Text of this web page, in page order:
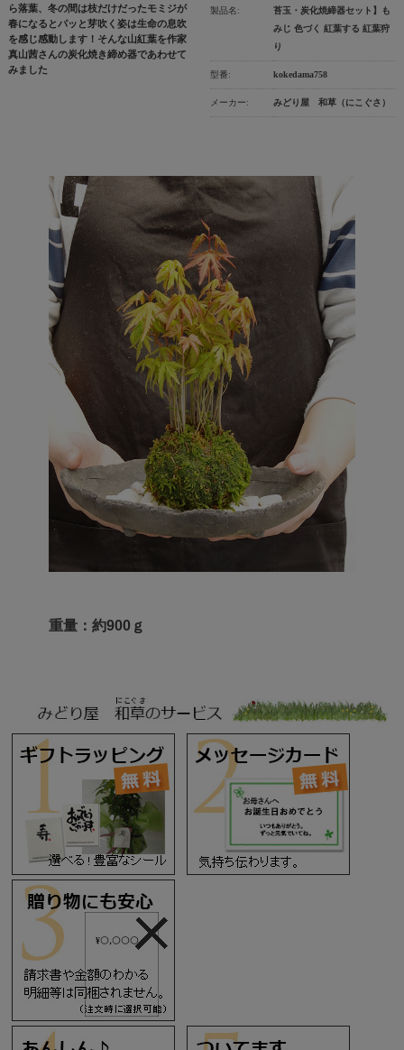
ら落葉、冬の間は枝だけだったモミジが
春になるとパッと芽吹く姿は生命の息吹
を感じ感動します！そんな山紅葉を作家
真山茜さんの炭化焼き締め器であわせて
みました
製品名:
苔玉・炭化焼締器セット】も
みじ 色づく 紅葉する 紅葉狩
り
型番: kokedama758
メーカー: みどり屋 和草（にこぐさ）
重量：約900ｇ